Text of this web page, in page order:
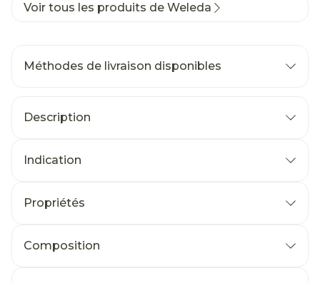
Voir tous les produits de Weleda
Méthodes de livraison disponibles
Description
Indication
Propriétés
Composition